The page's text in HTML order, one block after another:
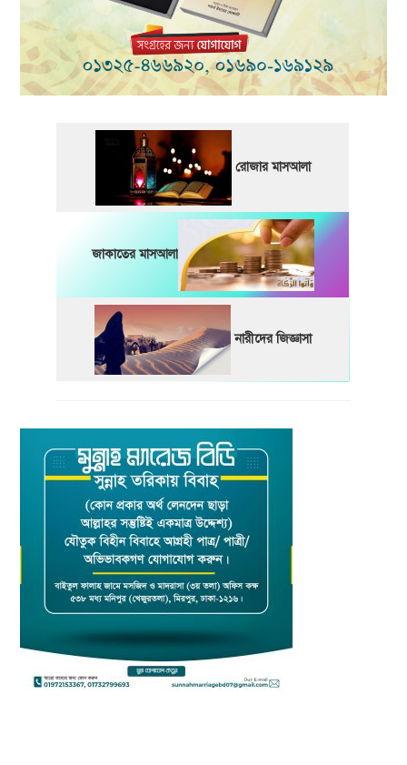
রোজার মাসআলা
জাকাতের মাসআলা
নারীদের জিজ্ঞাসা